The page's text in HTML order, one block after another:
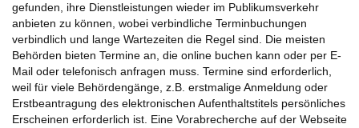
gefunden, ihre Dienstleistungen wieder im Publikumsverkehr
anbieten zu können, wobei verbindliche Terminbuchungen
verbindlich und lange Wartezeiten die Regel sind. Die meisten
Behörden bieten Termine an, die online buchen kann oder per E-
Mail oder telefonisch anfragen muss. Termine sind erforderlich,
weil für viele Behördengänge, z.B. erstmalige Anmeldung oder
Erstbeantragung des elektronischen Aufenthaltstitels persönliches
Erscheinen erforderlich ist. Eine Vorabrecherche auf der Webseite